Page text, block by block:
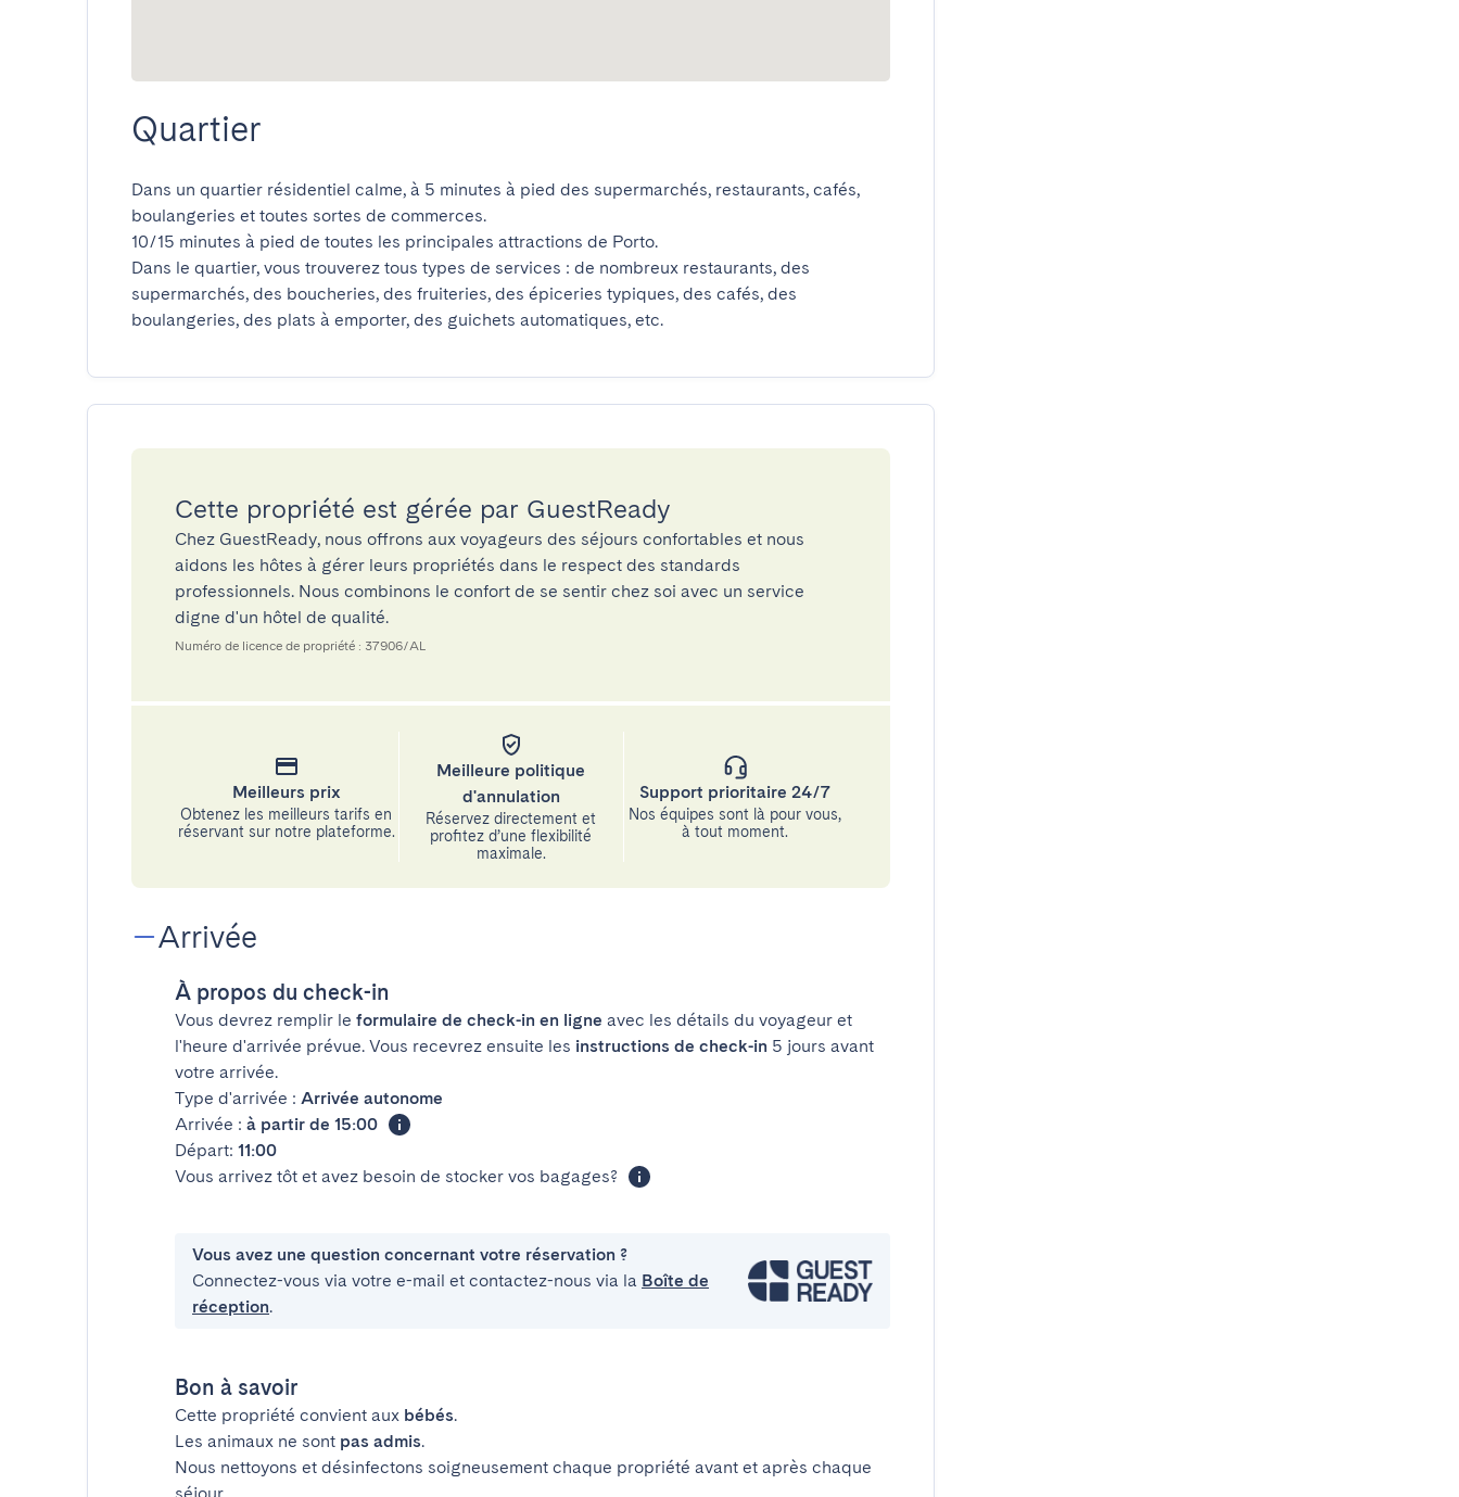
Quartier
Dans un quartier résidentiel calme, à 5 minutes à pied des supermarchés, restaurants, cafés,
boulangeries et toutes sortes de commerces.
10/15 minutes à pied de toutes les principales attractions de Porto.
Dans le quartier, vous trouverez tous types de services : de nombreux restaurants, des
supermarchés, des boucheries, des fruiteries, des épiceries typiques, des cafés, des
boulangeries, des plats à emporter, des guichets automatiques, etc.
Cette propriété est gérée par GuestReady
Chez GuestReady, nous offrons aux voyageurs des séjours confortables et nous
aidons les hôtes à gérer leurs propriétés dans le respect des standards
professionnels. Nous combinons le confort de se sentir chez soi avec un service
digne d'un hôtel de qualité.
Numéro de licence de propriété : 37906/AL
Meilleurs prix
Obtenez les meilleurs tarifs en
réservant sur notre plateforme.
Meilleure politique
d'annulation
Réservez directement et
profitez d’une flexibilité
maximale.
Support prioritaire 24/7
Nos équipes sont là pour vous,
à tout moment.
Arrivée
À propos du check-in
Vous devrez remplir le formulaire de check-in en ligne avec les détails du voyageur et
l'heure d'arrivée prévue. Vous recevrez ensuite les instructions de check-in 5 jours avant
votre arrivée.
Type d'arrivée : Arrivée autonome
Arrivée : à partir de 15:00
Départ: 11:00
Vous arrivez tôt et avez besoin de stocker vos bagages?
Vous avez une question concernant votre réservation ?
Connectez-vous via votre e-mail et contactez-nous via la Boîte de
réception.
Bon à savoir
Cette propriété convient aux bébés.
Les animaux ne sont pas admis.
Nous nettoyons et désinfectons soigneusement chaque propriété avant et après chaque